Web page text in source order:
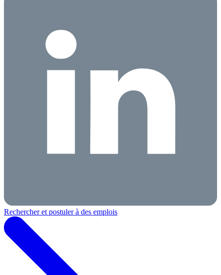
Rechercher et postuler à des emplois